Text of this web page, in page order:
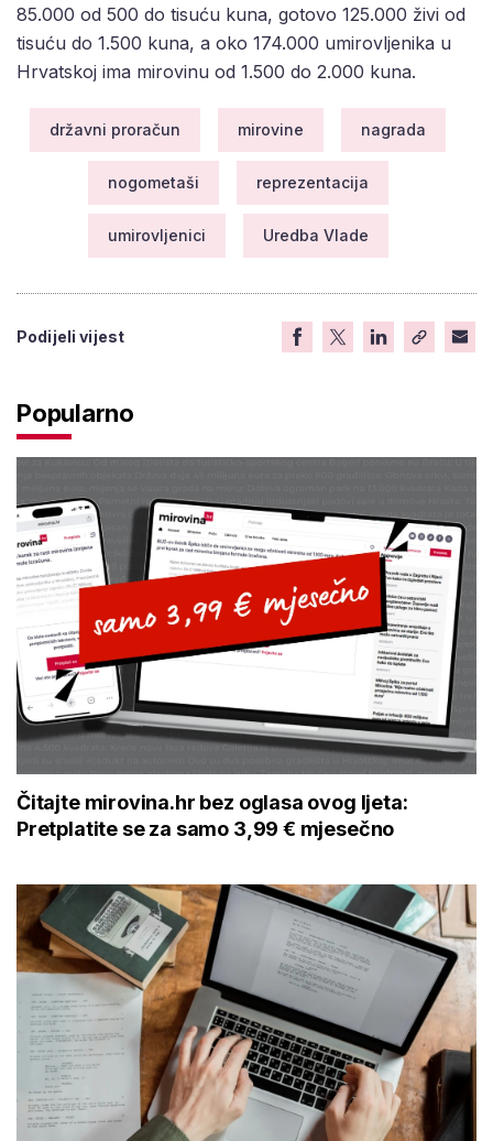
85.000 od 500 do tisuću kuna, gotovo 125.000 živi od
tisuću do 1.500 kuna, a oko 174.000 umirovljenika u
Hrvatskoj ima mirovinu od 1.500 do 2.000 kuna.
državni proračun mirovine nagrada
nogometaši reprezentacija
umirovljenici Uredba Vlade
Podijeli vijest
Popularno
Čitajte mirovina.hr bez oglasa ovog ljeta:
Pretplatite se za samo 3,99 € mjesečno